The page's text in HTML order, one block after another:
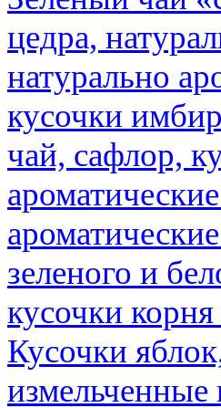
цедра,
натурально
кусочки
чай, сафлор,
зеленого и
кусочки
Кусочки